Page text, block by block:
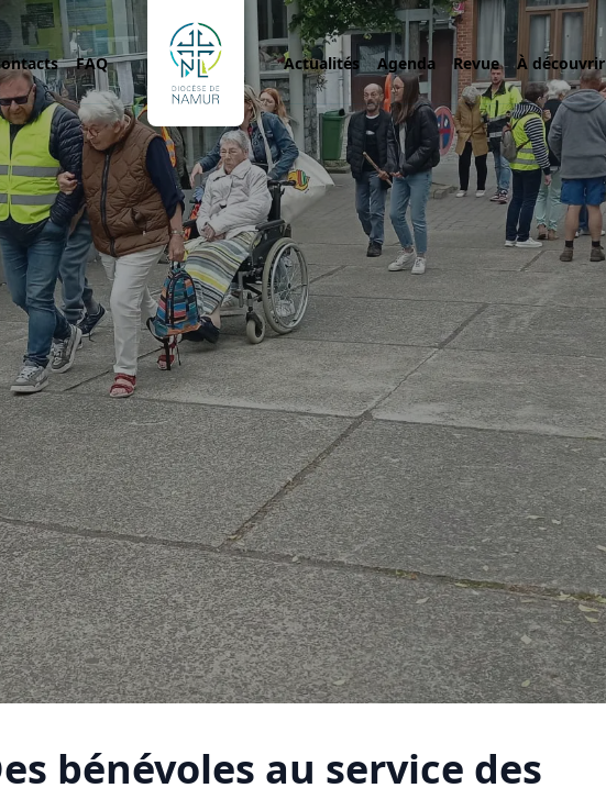
FAQ Actualités Agenda Revue À découvrir
bénévoles au service des